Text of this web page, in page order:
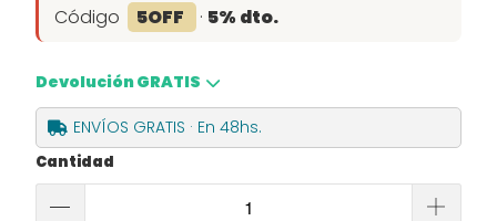
Código 5OFF · 5% dto.
Devolución GRATIS
ENVÍOS GRATIS · En 48hs.
Cantidad